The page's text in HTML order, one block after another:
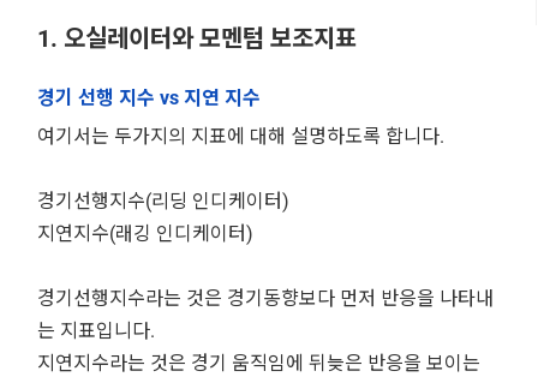
1. 오실레이터와 모멘텀 보조지표
경기 선행 지수 vs 지연 지수
여기서는 두가지의 지표에 대해 설명하도록 합니다.
경기선행지수(리딩 인디케이터)
지연지수(래깅 인디케이터)
경기선행지수라는 것은 경기동향보다 먼저 반응을 나타내
는 지표입니다.
지연지수라는 것은 경기 움직임에 뒤늦은 반응을 보이는